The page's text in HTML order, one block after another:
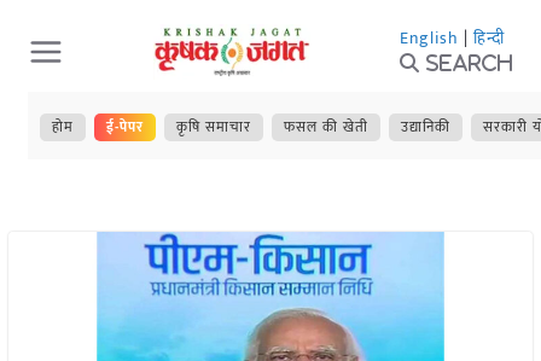
Skip
to
content
English | हिन्दी
Search
होम ई-पेपर कृषि समाचार फसल की खेती उद्यानिकी सरकारी